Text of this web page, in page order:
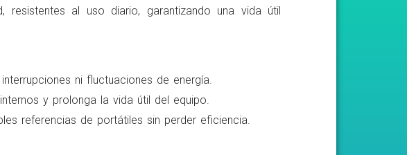
resistentes al uso diario, garantizando una vida útil
ni fluctuaciones de energía.
y prolonga la vida útil del equipo.
referencias de portátiles sin perder eficiencia.